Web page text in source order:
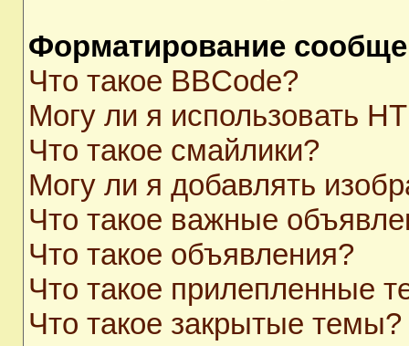
Форматирование
Что такое BBCode?
Могу ли я использовать
Что такое смайлики?
Могу ли я добавлять
Что такое важные
Что такое объявления?
Что такое прилепленные
Что такое закрытые темы?